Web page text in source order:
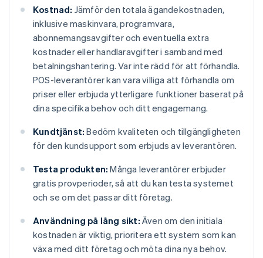
Kostnad: Jämför den totala ägandekostnaden,
inklusive maskinvara, programvara,
abonnemangsavgifter och eventuella extra
kostnader eller handlaravgifter i samband med
betalningshantering. Var inte rädd för att förhandla.
POS-leverantörer kan vara villiga att förhandla om
priser eller erbjuda ytterligare funktioner baserat på
dina specifika behov och ditt engagemang.
Kundtjänst: Bedöm kvaliteten och tillgängligheten
för den kundsupport som erbjuds av leverantören.
Testa produkten: Många leverantörer erbjuder
gratis provperioder, så att du kan testa systemet
och se om det passar ditt företag.
Användning på lång sikt: Även om den initiala
kostnaden är viktig, prioritera ett system som kan
växa med ditt företag och möta dina nya behov.